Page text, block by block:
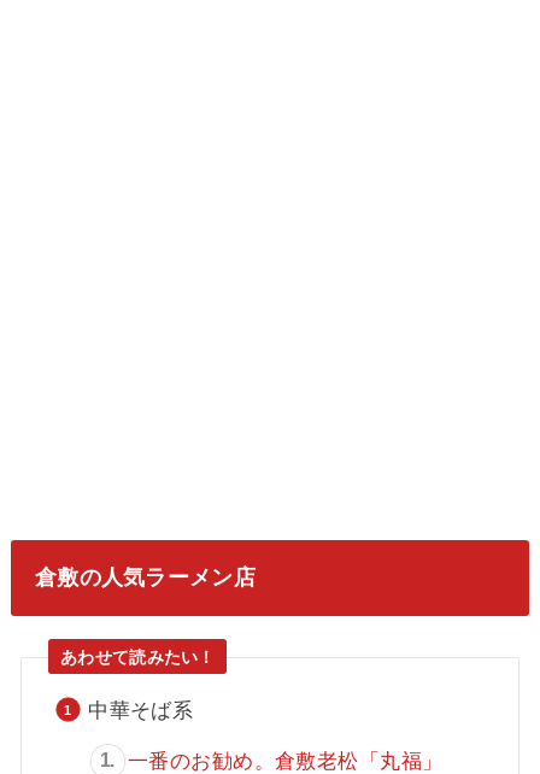
倉敷の人気ラーメン店
中華そば系
一番のお勧め。倉敷老松「丸福」